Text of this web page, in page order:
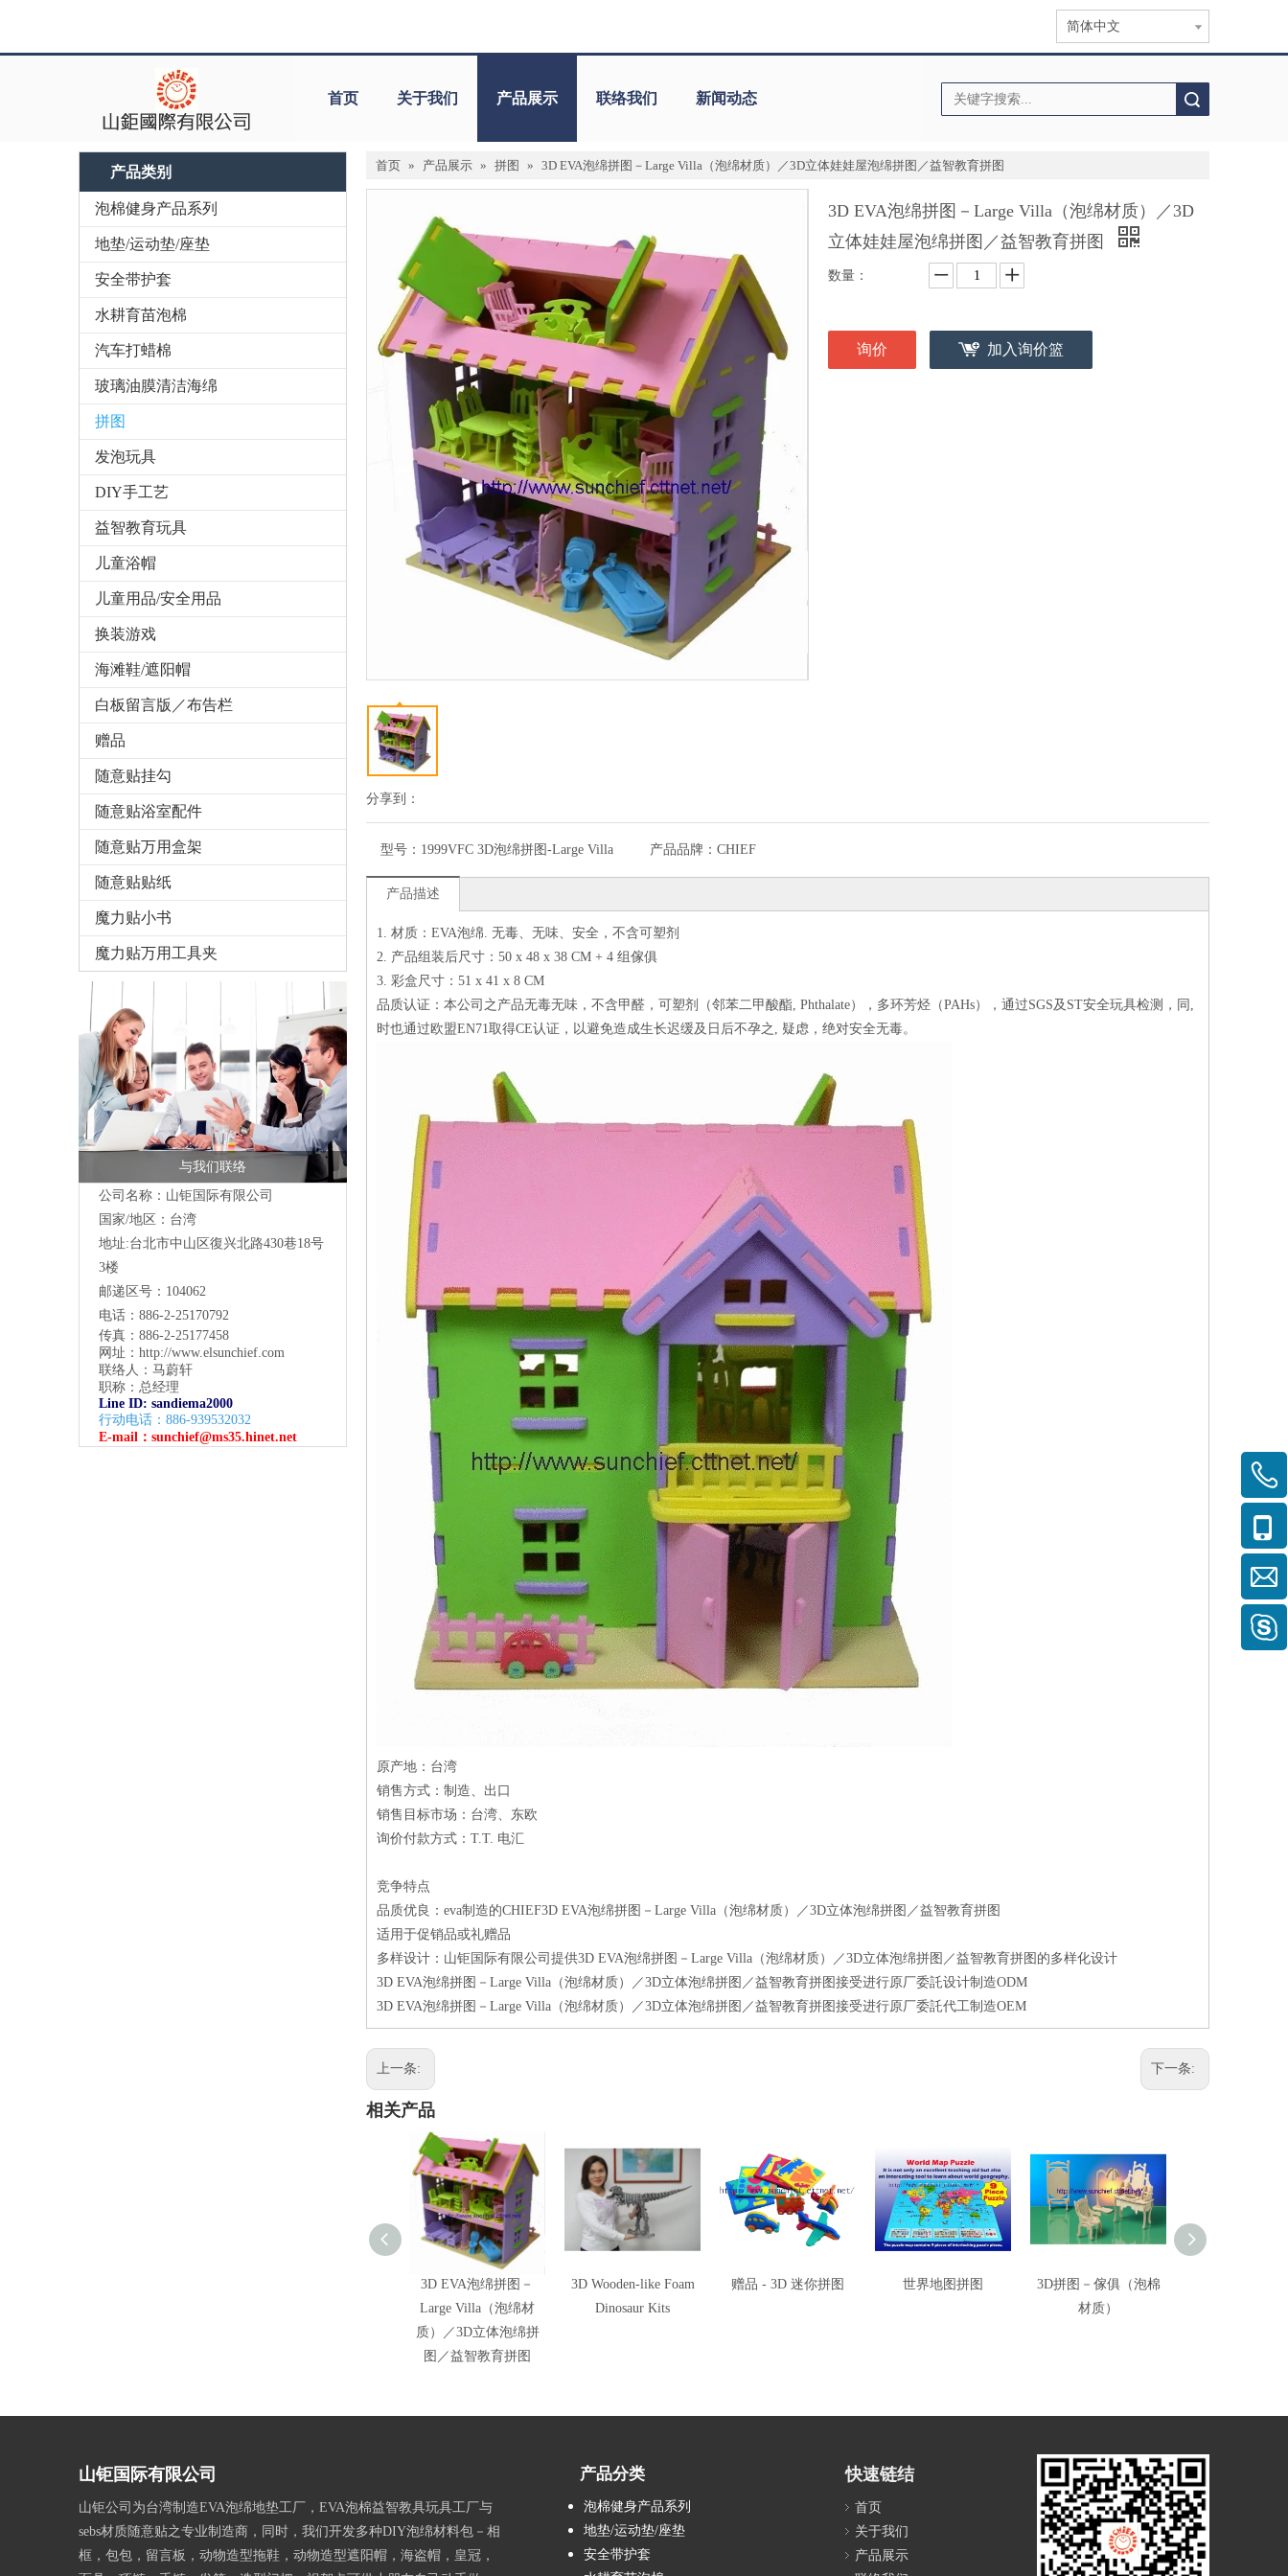
简体中文
首页 关于我们 产品展示 联络我们 新闻动态
产品类别
泡棉健身产品系列
地垫/运动垫/座垫
安全带护套
水耕育苗泡棉
汽车打蜡棉
玻璃油膜清洁海绵
拼图
发泡玩具
DIY手工艺
益智教育玩具
儿童浴帽
儿童用品/安全用品
换装游戏
海滩鞋/遮阳帽
白板留言版／布告栏
赠品
随意贴挂勾
随意贴浴室配件
随意贴万用盒架
随意贴贴纸
魔力贴小书
魔力贴万用工具夹
与我们联络
公司名称：山钜国际有限公司
国家/地区：台湾
地址:台北市中山区復兴北路430巷18号
3楼
邮递区号：104062
电话：886-2-25170792
传真：886-2-25177458
网址： http://www.elsunchief.com
联络人：马蔚轩
职称：总经理
Line ID: sandiema2000
行动电话：886-939532032
E-mail： sunchief@ms35.hinet.net
首页 » 产品展示 » 拼图 » 3D EVA泡绵拼图－Large Villa（泡绵材质）／3D立体娃娃屋泡绵拼图／益智教育拼图
分享到：
3D EVA泡绵拼图－Large Villa（泡绵材质）／3D
立体娃娃屋泡绵拼图／益智教育拼图
数量：
询价 加入询价篮
型号： 1999VFC 3D泡绵拼图-Large Villa 产品品牌： CHIEF
产品描述
1. 材质：EVA泡绵. 无毒、无味、安全，不含可塑剂
2. 产品组装后尺寸：50 x 48 x 38 CM + 4 组傢俱
3. 彩盒尺寸：51 x 41 x 8 CM
品质认证：本公司之产品无毒无味，不含甲醛，可塑剂（邻苯二甲酸酯, Phthalate），多环芳烃（PAHs），通过SGS及ST安全玩具检测，同,
时也通过欧盟EN71取得CE认证，以避免造成生长迟缓及日后不孕之, 疑虑，绝对安全无毒。
原产地：台湾
销售方式：制造、出口
销售目标市场：台湾、东欧
询价付款方式：T.T. 电汇
竞争特点
品质优良：eva制造的CHIEF3D EVA泡绵拼图－Large Villa（泡绵材质）／3D立体泡绵拼图／益智教育拼图
适用于促销品或礼赠品
多样设计：山钜国际有限公司提供3D EVA泡绵拼图－Large Villa（泡绵材质）／3D立体泡绵拼图／益智教育拼图的多样化设计
3D EVA泡绵拼图－Large Villa（泡绵材质）／3D立体泡绵拼图／益智教育拼图接受进行原厂委託设计制造ODM
3D EVA泡绵拼图－Large Villa（泡绵材质）／3D立体泡绵拼图／益智教育拼图接受进行原厂委託代工制造OEM
上一条: 下一条:
相关产品
3D EVA泡绵拼图－
Large Villa（泡绵材
质）／3D立体泡绵拼
图／益智教育拼图
3D Wooden-like Foam
Dinosaur Kits
赠品 - 3D 迷你拼图 世界地图拼图
3D拼图－傢俱（泡棉
材质）
山钜国际有限公司
山钜公司为台湾制造EVA泡绵地垫工厂，EVA泡棉益智教具玩具工厂与
sebs材质随意贴之专业制造商，同时，我们开发多种DIY泡绵材料包－相
框，包包，留言板，动物造型拖鞋，动物造型遮阳帽，海盗帽，皇冠，
产品分类
泡棉健身产品系列
地垫/运动垫/座垫
安全带护套
快速链结
首页
关于我们
产品展示